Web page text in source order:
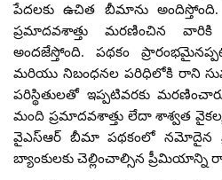
పేదలకు ఉచిత బీమాను
ప్రమాదవశాత్తు మరణించిన వారికి
అందజేస్తోంది. పథకం
మరియు నిబంధనల పరిధిలోకి రాని
పరిస్థితులతో ఇప్పటివరకు
మంది ప్రమాదవశాత్తు లేదా శాశ్వత
వైఎస్ఆర్ బీమా పథకంలో నమోదైన
బ్యాంకులకు చెల్లించాల్సిన ప్రీమియాన్ని